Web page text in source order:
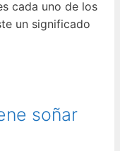
cada uno de los
un significado
soñar